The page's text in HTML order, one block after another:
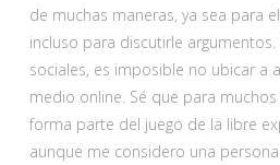
de muchas maneras, ya sea para
incluso para discutirle
sociales, es imposible no ubicar a
medio online. Sé que para
forma parte del juego de la libre
aunque me considero una